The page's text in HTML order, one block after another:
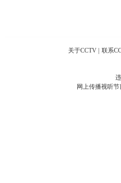
关于CCTV 联系
网上传播视听节